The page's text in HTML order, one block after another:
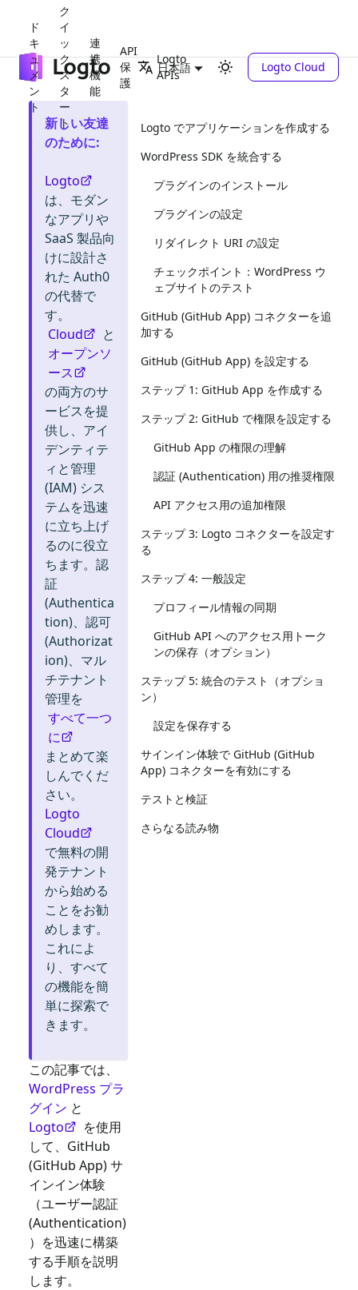
ド
キ
ュ
メ
ン
ト
ク
イ
ッ
ク
ス
タ
ー
ト
連
携
機
能
API
保
護
Logto
APIs
日本語 Logto Cloud
新しい友達
のために:
Logto
は、モダン
なアプリや
SaaS 製品向
けに設計さ
れた Auth0
の代替で
す。
Cloud
と
オープンソ
ース
の両方のサ
ービスを提
供し、アイ
デンティテ
ィと管理
(IAM) シス
テムを迅速
に立ち上げ
るのに役立
ちます。認
証
(Authentica
tion)、認可
(Authorizat
ion)、マル
チテナント
管理を
すべて一つ
に
まとめて楽
しんでくだ
さい。
Logto
Cloud
で無料の開
発テナント
から始める
ことをお勧
めします。
これによ
り、すべて
の機能を簡
単に探索で
きます。
この記事では、
WordPress プラ
グイン と
Logto
を使用
して、 GitHub
(GitHub App)サ
インイン体験
（ユーザー認証
(Authentication)
）を迅速に構築
する手順を説明
します。
Logto でアプリケーションを作成する
WordPress SDK を統合する
プラグインのインストール
プラグインの設定
リダイレクト URI の設定
チェックポイント：WordPress ウ
ェブサイトのテスト
GitHub (GitHub App) コネクターを追
加する
GitHub (GitHub App) を設定する
ステップ 1: GitHub App を作成する
ステップ 2: GitHub で権限を設定する
GitHub App の権限の理解
認証 (Authentication) 用の推奨権限
API アクセス用の追加権限
ステップ 3: Logto コネクターを設定す
る
ステップ 4: 一般設定
プロフィール情報の同期
GitHub API へのアクセス用トーク
ンの保存（オプション）
ステップ 5: 統合のテスト（オプショ
ン）
設定を保存する
サインイン体験で GitHub (GitHub
App) コネクターを有効にする
テストと検証
さらなる読み物